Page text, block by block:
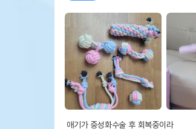
애기가 중성화수술 후 회복중이라